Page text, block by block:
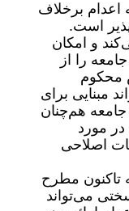
اعدام برخلاف
است.
و امکان
را از
محکوم
مبنایی برای
هم‌چنان
مورد
اصلاحی
تاکنون مطرح
می‌تواند